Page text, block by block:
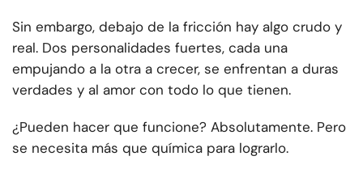
Sin embargo, debajo de la fricción hay algo crudo y
real. Dos personalidades fuertes, cada una
empujando a la otra a crecer, se enfrentan a duras
verdades y al amor con todo lo que tienen.
¿Pueden hacer que funcione? Absolutamente. Pero
se necesita más que química para lograrlo.